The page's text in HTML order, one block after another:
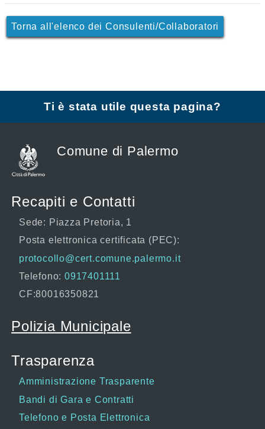
Torna all'elenco dei Consulenti/Collaboratori
Ti è stata utile questa pagina?
Comune di Palermo
Recapiti e Contatti
Sede: Piazza Pretoria, 1
Posta elettronica certificata (PEC):
protocollo@cert.comune.palermo.it
Telefono: 0917401111
CF:80016350821
Polizia Municipale
Trasparenza
Amministrazione Trasparente
Bandi di Gara e Contratti
Telefono e Posta Elettronica